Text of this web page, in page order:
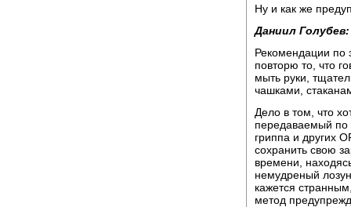
Ну и как же
Даниил Голубев:
Рекомендации по
повторю то, что
мыть руки,
чашками,
Дело в том, что
передаваемый по
гриппа и других
сохранить свою
времени,
немудреный
кажется
метод